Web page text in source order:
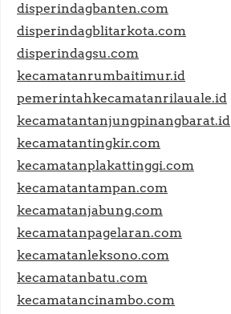
disperindagbanten.com
disperindagblitarkota.com
disperindagsu.com
kecamatanrumbaitimur.id
pemerintahkecamatanrilauale.id
kecamatantanjungpinangbarat.id
kecamatantingkir.com
kecamatanplakattinggi.com
kecamatantampan.com
kecamatanjabung.com
kecamatanpagelaran.com
kecamatanleksono.com
kecamatanbatu.com
kecamatancinambo.com